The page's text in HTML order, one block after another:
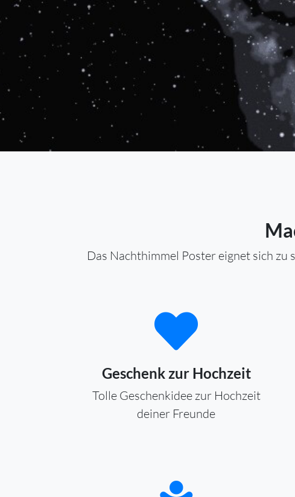
Das Nachthimmel Poster eignet sich
Geschenk zur Hochzeit
Tolle Geschenkidee zur Hochzeit
deiner Freunde